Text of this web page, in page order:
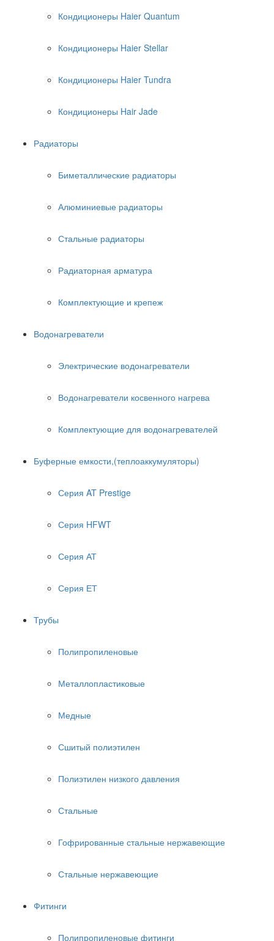
Кондиционеры Haier Quantum
Кондиционеры Haier Stellar
Кондиционеры Haier Tundra
Кондиционеры Hair Jade
Радиаторы
Биметаллические радиаторы
Алюминиевые радиаторы
Стальные радиаторы
Радиаторная арматура
Комплектующие и крепеж
Водонагреватели
Электрические водонагреватели
Водонагреватели косвенного нагрева
Комплектующие для водонагревателей
Буферные емкости,(теплоаккумуляторы)
Серия AT Prestige
Серия HFWT
Серия АТ
Серия ЕТ
Трубы
Полипропиленовые
Металлопластиковые
Медные
Сшитый полиэтилен
Полиэтилен низкого давления
Стальные
Гофрированные стальные нержавеющие
Стальные нержавеющие
Фитинги
Полипропиленовые фитинги